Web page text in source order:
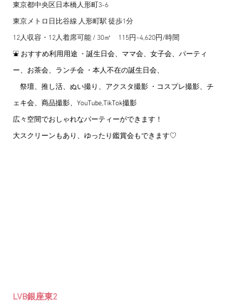
東京都中央区日本橋人形町3-6
東京メトロ日比谷線 人形町駅 徒歩1分
12人収容・12人着席可能 / 30㎡ 115円~4,620円/時間
⛲️ おすすめ利用用途 ・誕生日会、ママ会、女子会、パーティ
ー、お茶会、ランチ会 ・本人不在の誕生日会、
祭壇、推し活、ぬい撮り、アクスタ撮影 ・コスプレ撮影、チ
ェキ会、商品撮影、YouTube,TikTok撮影
広々空間でおしゃれなパーティーができます！
大スクリーンもあり、ゆったり鑑賞会もできます♡
LVB銀座東2